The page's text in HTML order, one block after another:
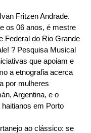
Fritzen Andrade.
os 06 anos, é mestre
Federal do Rio Grande
? Pesquisa Musical
que apoiam e
a etnografia acerca
por mulheres
Argentina, e o
em Porto
ao clássico: se